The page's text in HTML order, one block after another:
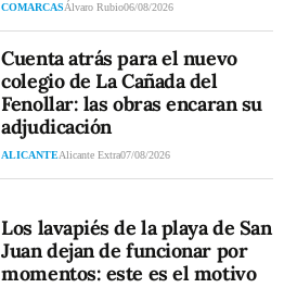
COMARCASÁlvaro Rubio06/08/2026
Cuenta atrás para el nuevo
colegio de La Cañada del
Fenollar: las obras encaran su
adjudicación
ALICANTEAlicante Extra07/08/2026
Los lavapiés de la playa de San
Juan dejan de funcionar por
momentos: este es el motivo